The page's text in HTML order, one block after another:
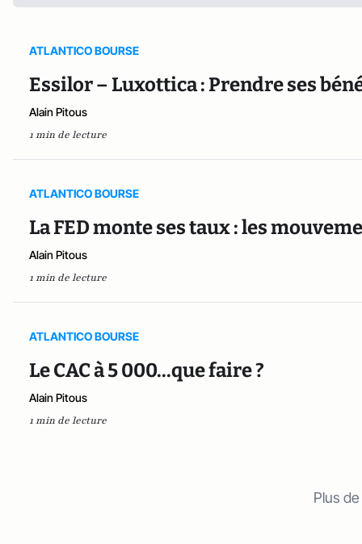
ATLANTICO BOURSE
Essilor – Luxottica : Prendre ses
Alain Pitous
1 min de lecture
ATLANTICO BOURSE
La FED monte ses taux : les
Alain Pitous
1 min de lecture
ATLANTICO BOURSE
Le CAC à 5 000...que faire ?
Alain Pitous
1 min de lecture
Plus